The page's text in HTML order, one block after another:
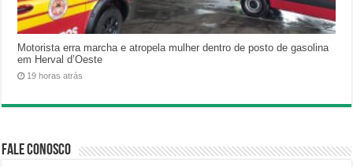
Motorista erra marcha e atropela mulher dentro de posto de gasolina
em Herval d’Oeste
19 horas atrás
Fale Conosco